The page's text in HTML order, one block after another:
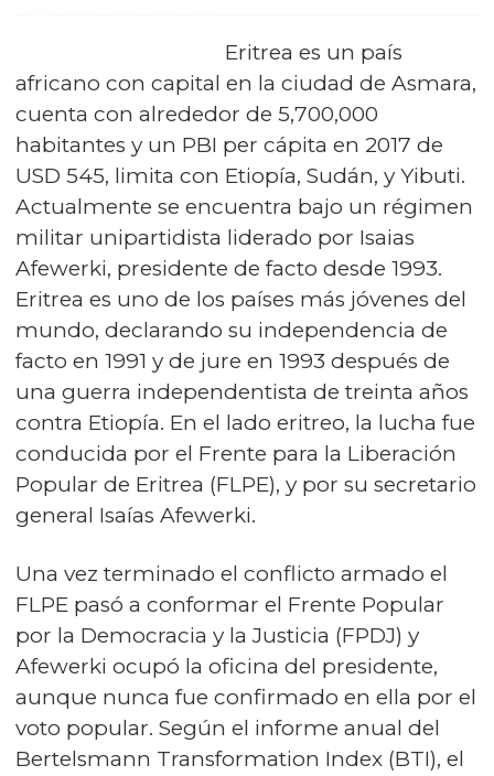
Eritrea es un país
africano con capital en la ciudad de Asmara,
cuenta con alrededor de 5,700,000
habitantes y un PBI per cápita en 2017 de
USD 545, limita con Etiopía, Sudán, y Yibuti.
Actualmente se encuentra bajo un régimen
militar unipartidista liderado por Isaias
Afewerki, presidente de facto desde 1993.
Eritrea es uno de los países más jóvenes del
mundo, declarando su independencia de
facto en 1991 y de jure en 1993 después de
una guerra independentista de treinta años
contra Etiopía. En el lado eritreo, la lucha fue
conducida por el Frente para la Liberación
Popular de Eritrea (FLPE), y por su secretario
general Isaías Afewerki.
Una vez terminado el conflicto armado el
FLPE pasó a conformar el Frente Popular
por la Democracia y la Justicia (FPDJ) y
Afewerki ocupó la oficina del presidente,
aunque nunca fue confirmado en ella por el
voto popular. Según el informe anual del
Bertelsmann Transformation Index (BTI), el